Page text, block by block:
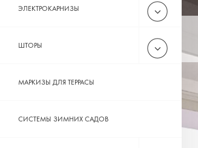
ЭЛЕКТРОКАРНИЗЫ
ШТОРЫ
МАРКИЗЫ ДЛЯ ТЕРРАСЫ
СИСТЕМЫ ЗИМНИХ САДОВ